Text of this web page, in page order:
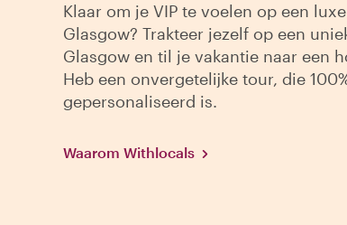
Klaar om je VIP te voelen op een
Glasgow? Trakteer jezelf op een
Glasgow en til je vakantie naar een
Heb een onvergetelijke tour, die
gepersonaliseerd is.
Waarom Withlocals